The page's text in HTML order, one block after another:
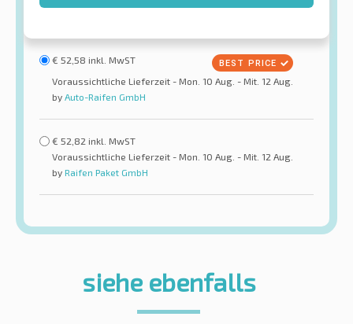
€ 52,58 inkl. MwST
Voraussichtliche Lieferzeit - Mon. 10 Aug. - Mit. 12 Aug.
by Auto-Raifen GmbH
€ 52,82 inkl. MwST
Voraussichtliche Lieferzeit - Mon. 10 Aug. - Mit. 12 Aug.
by Raifen Paket GmbH
siehe ebenfalls